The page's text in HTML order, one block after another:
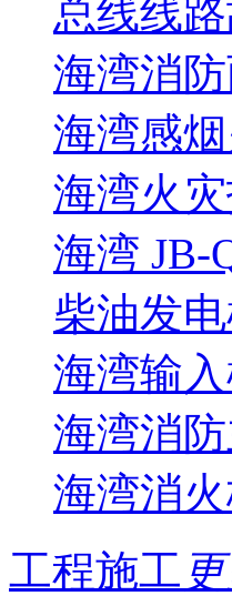
总线线
海湾消
海湾感
海湾火
海湾 JB-
柴油发电
海湾输
海湾消
海湾消
工程施工